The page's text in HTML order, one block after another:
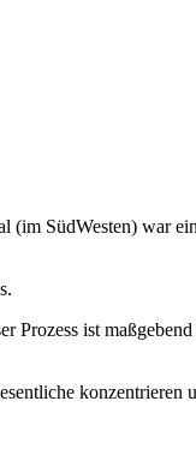
SüdWesten) war
Prozess ist
konzentrieren